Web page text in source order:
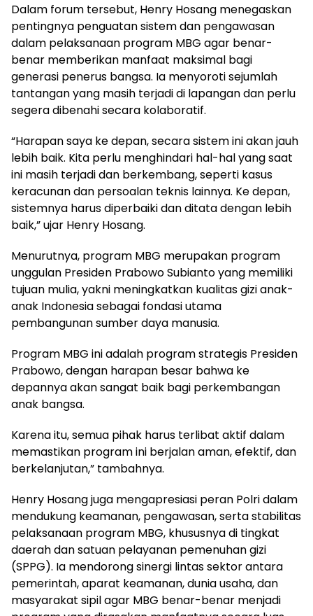
Dalam forum tersebut, Henry Hosang menegaskan
pentingnya penguatan sistem dan pengawasan
dalam pelaksanaan program MBG agar benar-
benar memberikan manfaat maksimal bagi
generasi penerus bangsa. Ia menyoroti sejumlah
tantangan yang masih terjadi di lapangan dan perlu
segera dibenahi secara kolaboratif.
“Harapan saya ke depan, secara sistem ini akan jauh
lebih baik. Kita perlu menghindari hal-hal yang saat
ini masih terjadi dan berkembang, seperti kasus
keracunan dan persoalan teknis lainnya. Ke depan,
sistemnya harus diperbaiki dan ditata dengan lebih
baik,” ujar Henry Hosang.
Menurutnya, program MBG merupakan program
unggulan Presiden Prabowo Subianto yang memiliki
tujuan mulia, yakni meningkatkan kualitas gizi anak-
anak Indonesia sebagai fondasi utama
pembangunan sumber daya manusia.
Program MBG ini adalah program strategis Presiden
Prabowo, dengan harapan besar bahwa ke
depannya akan sangat baik bagi perkembangan
anak bangsa.
Karena itu, semua pihak harus terlibat aktif dalam
memastikan program ini berjalan aman, efektif, dan
berkelanjutan,” tambahnya.
Henry Hosang juga mengapresiasi peran Polri dalam
mendukung keamanan, pengawasan, serta stabilitas
pelaksanaan program MBG, khususnya di tingkat
daerah dan satuan pelayanan pemenuhan gizi
(SPPG). Ia mendorong sinergi lintas sektor antara
pemerintah, aparat keamanan, dunia usaha, dan
masyarakat sipil agar MBG benar-benar menjadi